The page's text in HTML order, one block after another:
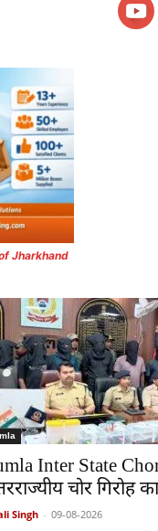
Jharkhand
Inter State
चोर गिरोह
Singh - 09-08-2026